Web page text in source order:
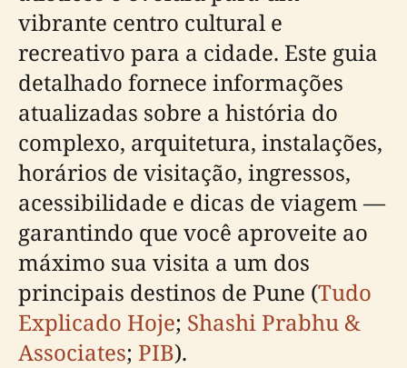
vibrante centro cultural e
recreativo para a cidade. Este guia
detalhado fornece informações
atualizadas sobre a história do
complexo, arquitetura, instalações,
horários de visitação, ingressos,
acessibilidade e dicas de viagem —
garantindo que você aproveite ao
máximo sua visita a um dos
principais destinos de Pune (Tudo
Explicado Hoje; Shashi Prabhu &
Associates; PIB).